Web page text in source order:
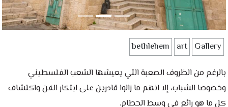
Gallery
art
bethlehem
بالرغم من الظروف الصعبة التي يعيشها الشعب الفلسطيني
وخصوصا الشباب، إلا انهم ما زالوا قادرين على ابتكار الفن واكتشاف